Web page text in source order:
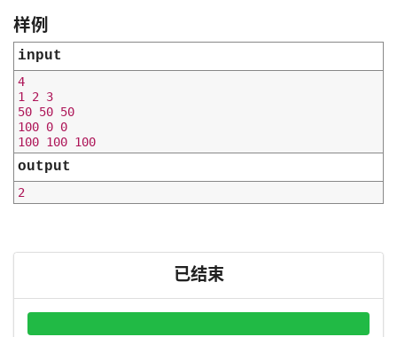
样例
input
4
1 2 3
50 50 50
100 0 0
100 100 100
output
已结束